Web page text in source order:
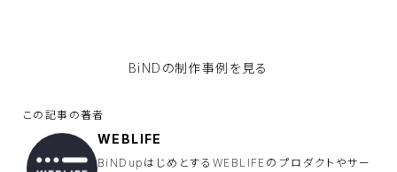
BiNDの制作事例を見る
WEBLIFE
BiNDupはじめとするWEBLIFEのプロダクトやサー